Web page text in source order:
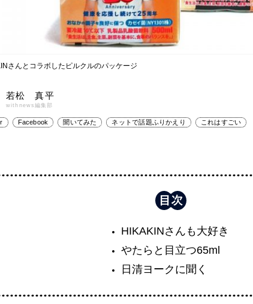
さんとコラボしたピルクルのパッケージ
若松 真平
withnews編集部
Facebook 聞いてみた ネットで話題ふりかえり これはすごい
HIKAKINさんも大好き
やたらと目立つ65ml
日清ヨークに聞く